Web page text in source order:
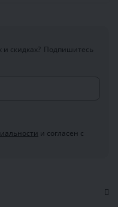
скидках? Подпишитесь
и согласен с